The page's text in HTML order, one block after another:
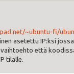
~ubuntu-fi/
asetettu IP:ksi
että
tilalle.